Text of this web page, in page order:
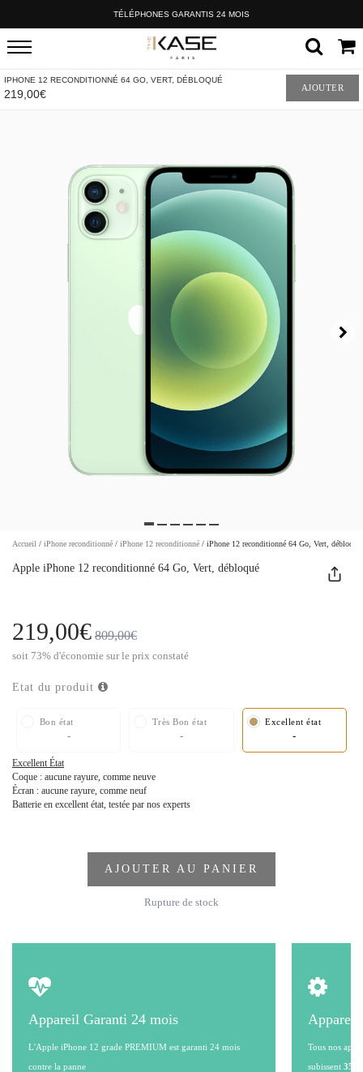
TÉLÉPHONES GARANTIS 24 MOIS
IPHONE 12 RECONDITIONNÉ 64 GO, VERT, DÉBLOQUÉ
219,00€ AJOUTER
Accueil / iPhone reconditionné / iPhone 12 reconditionné / iPhone 12 reconditionné 64 Go, Vert, débloqué
Apple iPhone 12 reconditionné 64 Go, Vert, débloqué
219,00€ 809,00€
soit 73% d'économie sur le prix constaté
Etat du produit
Bon état
-
Très Bon état
-
Excellent état
-
Excellent État
Coque : aucune rayure, comme neuve
Écran : aucune rayure, comme neuf
Batterie en excellent état, testée par nos experts
AJOUTER AU PANIER
Rupture de stock
Appareil Garanti 24 mois
L'Apple iPhone 12 grade PREMIUM est garanti 24 mois
contre la panne
Appareil
Tous nos
subissent 35